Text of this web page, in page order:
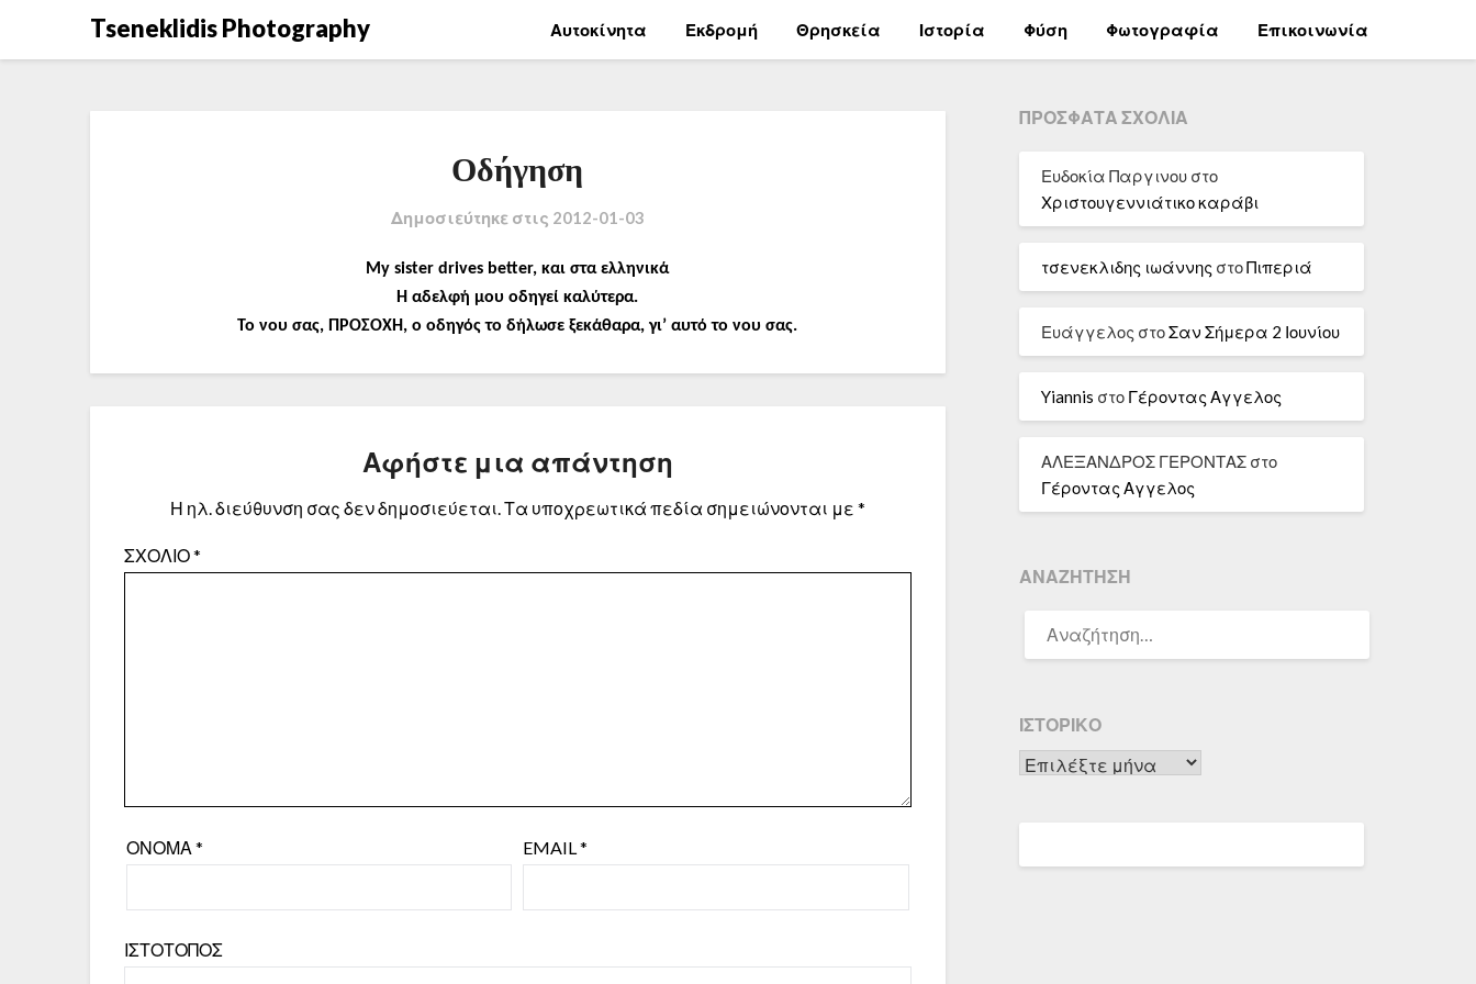
Tseneklidis Photography Αυτοκίνητα Εκδρομή Θρησκεία Ιστορία Φύση Φωτογραφία Επικοινωνία
Οδήγηση
Δημοσιεύτηκε στις 2012-01-03
My sister drives better, και στα ελληνικά
Η αδελφή μου οδηγεί καλύτερα.
Το νου σας, ΠΡΟΣΟΧΗ, ο οδηγός το δήλωσε ξεκάθαρα, γι’ αυτό το νου σας.
Αφήστε μια απάντηση
Η ηλ. διεύθυνση σας δεν δημοσιεύεται.Τα υποχρεωτικά πεδία σημειώνονται με *
ΣΧΌΛΙΟ*
ΌΝΟΜΑ* EMAIL*
ΙΣΤΌΤΟΠΟΣ
ΠΡΌΣΦΑΤΑ ΣΧΌΛΙΑ
Ευδοκία Παργινουστο
Χριστουγεννιάτικο καράβι
τσενεκλιδης ιωάννης στοΠιπεριά
Ευάγγελος στοΣαν Σήμερα 2 Ιουνίου
Yiannis στο Γέροντας Αγγελος
ΑΛΕΞΑΝΔΡΟΣ ΓΕΡΟΝΤΑΣστο
Γέροντας Αγγελος
ΑΝΑΖΉΤΗΣΗ
ΓΙΑ:
ΙΣΤΟΡΙΚΌ
Ιστορικό